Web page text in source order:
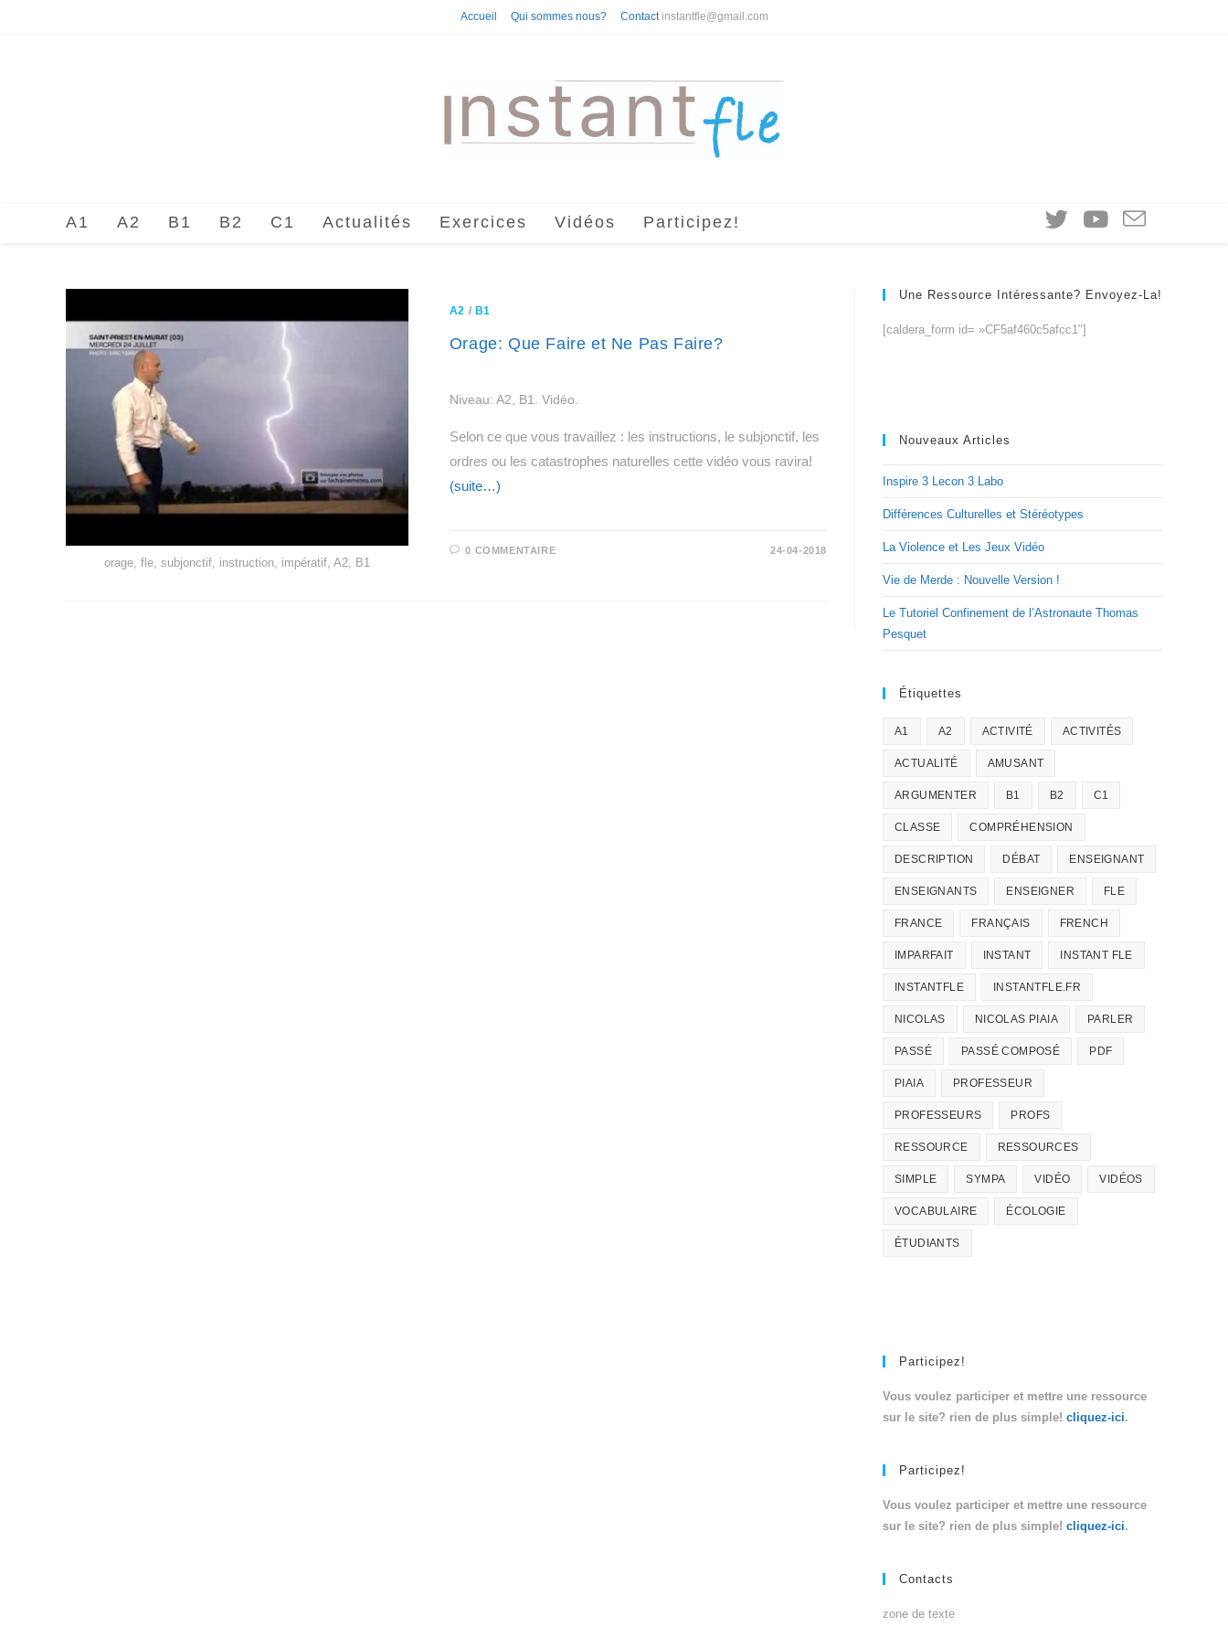
Accueil Qui sommes nous? Contact instantfle@gmail.com
A1 A2 B1 B2 C1 Actualités Exercices Vidéos Participez!
orage, fle, subjonctif, instruction, impératif, A2, B1
A2 / B1
Orage: Que Faire et Ne Pas Faire?
Niveau: A2, B1. Vidéo.
Selon ce que vous travaillez : les instructions, le subjonctif, les
ordres ou les catastrophes naturelles cette vidéo vous ravira!
(suite…)
0 COMMENTAIRE 24-04-2018
Une Ressource Intéressante? Envoyez-La!
[caldera_form id= »CF5af460c5afcc1″]
Nouveaux Articles
Inspire 3 Lecon 3 Labo
Différences Culturelles et Stéréotypes
La Violence et Les Jeux Vidéo
Vie de Merde : Nouvelle Version !
Le Tutoriel Confinement de l’Astronaute Thomas
Pesquet
Étiquettes
A1 A2 ACTIVITÉ ACTIVITÉS
ACTUALITÉ AMUSANT
ARGUMENTER B1 B2 C1
CLASSE COMPRÉHENSION
DESCRIPTION DÉBAT ENSEIGNANT
ENSEIGNANTS ENSEIGNER FLE
FRANCE FRANÇAIS FRENCH
IMPARFAIT INSTANT INSTANT FLE
INSTANTFLE INSTANTFLE.FR
NICOLAS NICOLAS PIAIA PARLER
PASSÉ PASSÉ COMPOSÉ PDF
PIAIA PROFESSEUR
PROFESSEURS PROFS
RESSOURCE RESSOURCES
SIMPLE SYMPA VIDÉO VIDÉOS
VOCABULAIRE ÉCOLOGIE
ÉTUDIANTS
Participez!
Vous voulez participer et mettre une ressource
sur le site? rien de plus simple! cliquez-ici.
Participez!
Vous voulez participer et mettre une ressource
sur le site? rien de plus simple! cliquez-ici.
Contacts
zone de texte